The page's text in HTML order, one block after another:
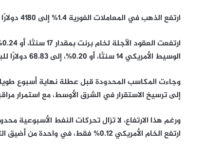
ارتفع الذهب في المعاملات الفورية 1.4% إلى 4180 دولارًا للأونصة
الوسيط الأمريكي 14 سنتًا، أو 0.20%، إلى 68.83 دولارًا للبرميل.
وجاءت المكاسب المحدودة قبل عطلة نهاية أسبوع
إلى ترسيخ الاستقرار في الشرق الأوسط، مع استمرار
ارتفع الخام الأمريكي 0.12% فقط، في واحدة من أضيق التحركات الأسبوعية للأسعار منذ عدة أشهر.